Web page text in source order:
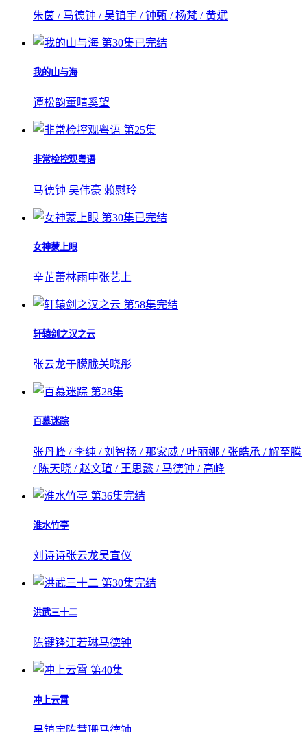
朱茵 / 马德钟 / 吴镇宇 / 钟甄 / 杨梵 / 黄斌
第30集已完结
我的山与海
谭松韵董晴奚望
第25集
非常检控观粤语
马德钟 吴伟豪 赖慰玲
第30集已完结
女神蒙上眼
辛芷蕾林雨申张艺上
第58集完结
轩辕剑之汉之云
张云龙于朦胧关晓彤
第28集
百慕迷踪
张丹峰 / 李纯 / 刘智扬 / 那家威 / 叶丽娜 / 张皓承 / 解至腾
/ 陈天晓 / 赵文瑄 / 王思懿 / 马德钟 / 高峰
第36集完结
淮水竹亭
刘诗诗张云龙吴宣仪
第30集完结
洪武三十二
陈键锋江若琳马德钟
第40集
冲上云霄